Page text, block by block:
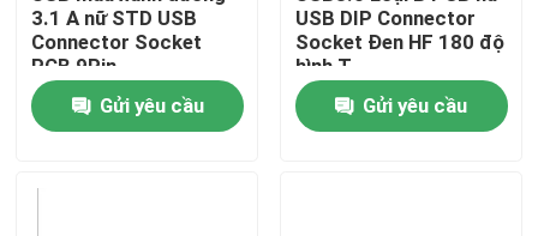
Trang chủ
3.1 A nữ STD USB
Connector Socket
PCB 9Pin
Gửi yêu cầu
USB DIP Connector
Socket Đen HF 180 độ
hình T
Gửi yêu cầu